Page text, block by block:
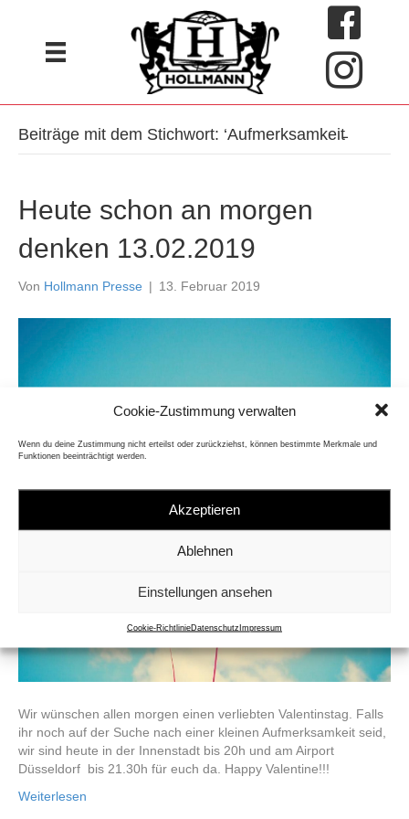
Cookie-Zustimmung verwalten
Wenn du deine Zustimmung nicht erteilst oder zurückziehst, können bestimmte Merkmale und
Funktionen beeinträchtigt werden.
Akzeptieren
Ablehnen
Einstellungen ansehen
Cookie-RichtlinieDatenschutzImpressum
Beiträge mit dem Stichwort: ‘Aufmerksamkeit̵
Heute schon an morgen
denken 13.02.2019
Von Hollmann Presse | 13. Februar 2019
Wir wünschen allen morgen einen verliebten Valentinstag. Falls
ihr noch auf der Suche nach einer kleinen Aufmerksamkeit seid,
wir sind heute in der Innenstadt bis 20h und am Airport
Düsseldorf bis 21.30h für euch da. Happy Valentine!!!
Weiterlesen